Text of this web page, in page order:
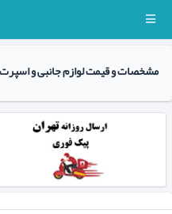
مشخصات و قیمت لوازم جانبی و